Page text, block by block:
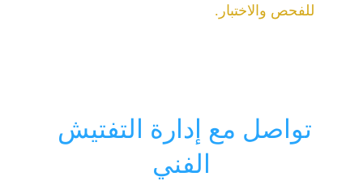
للفحص والاختبار.
تواصل مع إدارة التفتيش
الفني